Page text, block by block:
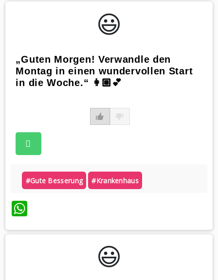
😃️
„Guten Morgen! Verwandle den
Montag in einen wundervollen Start
in die Woche.“ 👩🏼💕
#gute Besserung #krankenhaus
WhatsApp
😃️